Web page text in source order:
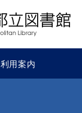
利用案内